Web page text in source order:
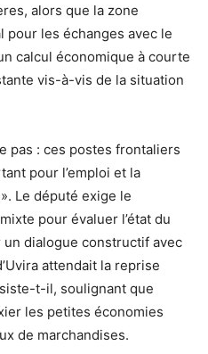
alors que la zone
les échanges avec le
calcul économique à courte
vis-à-vis de la situation
pas : ces postes frontaliers
pour l’emploi et la
Le député exige le
pour évaluer l’état du
dialogue constructif avec
attendait la reprise
t-il, soulignant que
les petites économies
de marchandises.